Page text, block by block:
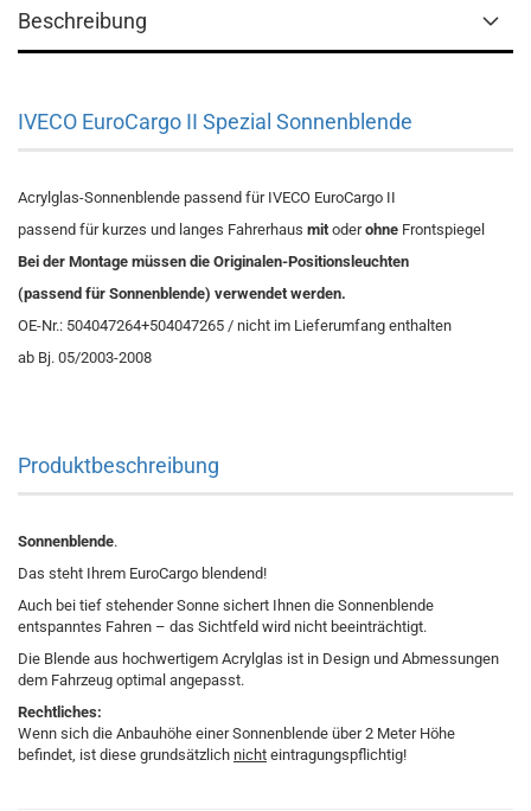
Beschreibung
IVECO EuroCargo II Spezial Sonnenblende
Acrylglas-Sonnenblende passend für IVECO EuroCargo II
passend für kurzes und langes Fahrerhaus mitoderohne Frontspiegel
Bei der Montage müssen die Originalen-Positionsleuchten
(passend für Sonnenblende) verwendet werden.
OE-Nr.: 504047264+504047265 / nicht im Lieferumfang enthalten
ab Bj. 05/2003-2008
Produktbeschreibung
Sonnenblende.
Das steht Ihrem EuroCargo blendend!
Auch bei tief stehender Sonne sichert Ihnen die Sonnenblende
entspanntes Fahren – das Sichtfeld wird nicht beeinträchtigt.
Die Blende aus hochwertigem Acrylglas ist in Design und Abmessungen
dem Fahrzeug optimal angepasst.
Rechtliches:
Wenn sich die Anbauhöhe einer Sonnenblende über 2 Meter Höhe
befindet, ist diese grundsätzlich nicht eintragungspflichtig!